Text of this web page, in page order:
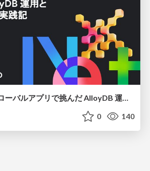
メルカリのグローバルアプリで挑んだ AlloyDB 運用と課題解決の実践記
0 140